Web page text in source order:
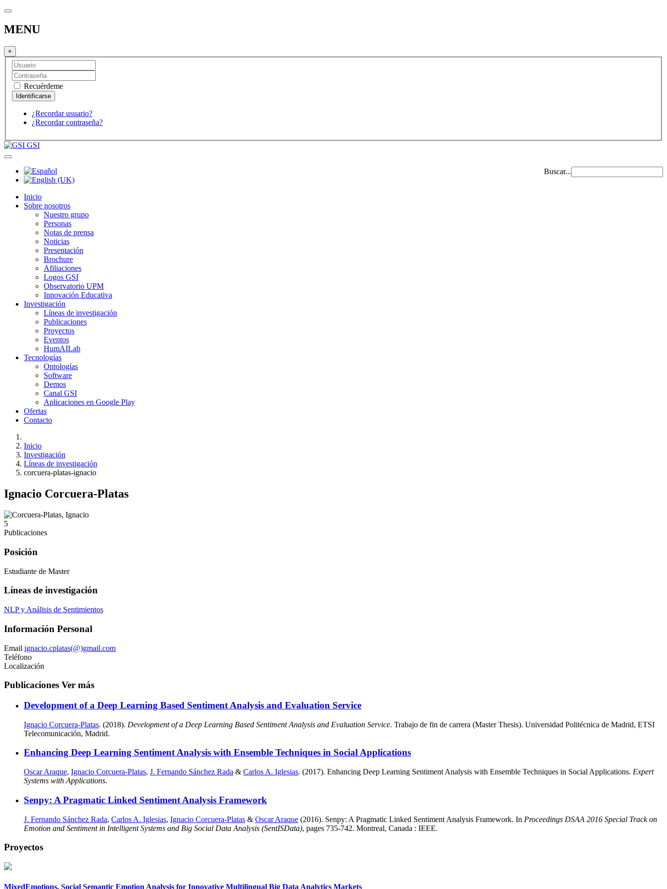
MENU
×
Recuérdeme
¿Recordar usuario?
¿Recordar contraseña?
GSI
Buscar...
Inicio
Sobre nosotros
Nuestro grupo
Personas
Notas de prensa
Noticias
Presentación
Brochure
Afiliaciones
Logos GSI
Observatorio UPM
Innovación Educativa
Investigación
Líneas de investigación
Publicaciones
Proyectos
Eventos
HumAILab
Tecnologías
Ontologías
Software
Demos
Canal GSI
Aplicaciones en Google Play
Ofertas
Contacto
Inicio
Investigación
Líneas de investigación
corcuera-platas-ignacio
Ignacio Corcuera-Platas
5
Publicaciones
Posición
Estudiante de Master
Líneas de investigación
NLP y Análisis de Sentimientos
Información Personal
Email ignacio.cplatas(@)gmail.com
Teléfono
Localización
Publicaciones Ver más
Development of a Deep Learning Based Sentiment Analysis and Evaluation Service
Ignacio Corcuera-Platas. (2018). Development of a Deep Learning Based Sentiment Analysis and Evaluation Service. Trabajo de fin de carrera (Master Thesis). Universidad Politécnica de Madrid, ETSI
Telecomunicación, Madrid.
Enhancing Deep Learning Sentiment Analysis with Ensemble Techniques in Social Applications
Oscar Araque, Ignacio Corcuera-Platas, J. Fernando Sánchez Rada & Carlos A. Iglesias. (2017). Enhancing Deep Learning Sentiment Analysis with Ensemble Techniques in Social Applications. Expert
Systems with Applications.
Senpy: A Pragmatic Linked Sentiment Analysis Framework
J. Fernando Sánchez Rada, Carlos A. Iglesias, Ignacio Corcuera-Platas & Oscar Araque (2016). Senpy: A Pragmatic Linked Sentiment Analysis Framework. In Proceedings DSAA 2016 Special Track on
Emotion and Sentiment in Intelligent Systems and Big Social Data Analysis (SentISData), pages 735-742. Montreal, Canada : IEEE.
Proyectos
MixedEmotions. Social Semantic Emotion Analysis for Innovative Multilingual Big Data Analytics Markets